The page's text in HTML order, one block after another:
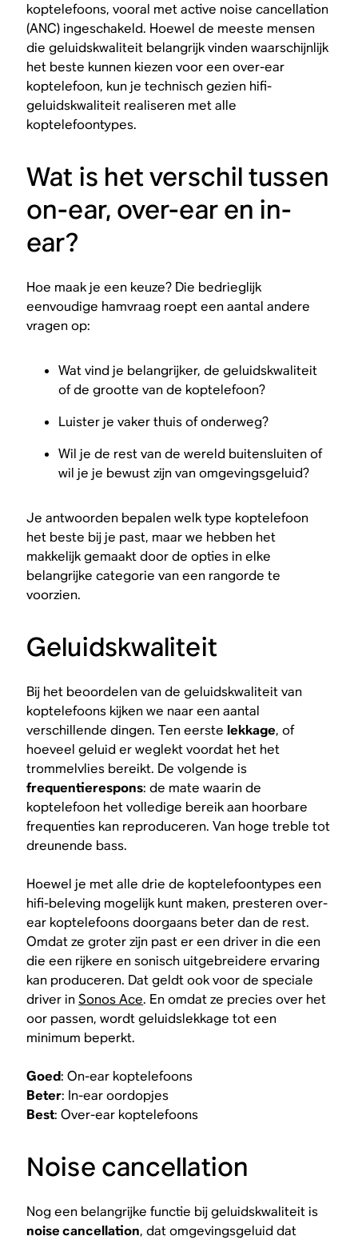
koptelefoons, vooral met active noise cancellation
(ANC) ingeschakeld. Hoewel de meeste mensen
die geluidskwaliteit belangrijk vinden waarschijnlijk
het beste kunnen kiezen voor een over-ear
koptelefoon, kun je technisch gezien hifi-
geluidskwaliteit realiseren met alle
koptelefoontypes.
Wat is het verschil tussen
on-ear, over-ear en in-
ear?
Hoe maak je een keuze? Die bedrieglijk
eenvoudige hamvraag roept een aantal andere
vragen op:
Wat vind je belangrijker, de geluidskwaliteit
of de grootte van de koptelefoon?
Luister je vaker thuis of onderweg?
Wil je de rest van de wereld buitensluiten of
wil je je bewust zijn van omgevingsgeluid?
Je antwoorden bepalen welk type koptelefoon
het beste bij je past, maar we hebben het
makkelijk gemaakt door de opties in elke
belangrijke categorie van een rangorde te
voorzien.
Geluidskwaliteit
Bij het beoordelen van de geluidskwaliteit van
koptelefoons kijken we naar een aantal
verschillende dingen. Ten eerste lekkage, of
hoeveel geluid er weglekt voordat het het
trommelvlies bereikt. De volgende is
frequentierespons: de mate waarin de
koptelefoon het volledige bereik aan hoorbare
frequenties kan reproduceren. Van hoge treble tot
dreunende bass.
Hoewel je met alle drie de koptelefoontypes een
hifi-beleving mogelijk kunt maken, presteren over-
ear koptelefoons doorgaans beter dan de rest.
Omdat ze groter zijn past er een driver in die een
die een rijkere en sonisch uitgebreidere ervaring
kan produceren. Dat geldt ook voor de speciale
driver inSonos Ace. En omdat ze precies over het
oor passen, wordt geluidslekkage tot een
minimum beperkt.
Goed: On-ear koptelefoons
Beter: In-ear oordopjes
Best: Over-ear koptelefoons
Noise cancellation
Nog een belangrijke functie bij geluidskwaliteit is
noise cancellation, dat omgevingsgeluid dat